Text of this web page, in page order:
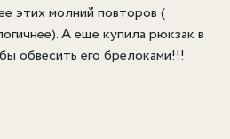
этих молний повторов (
А еще купила рюкзак в
обвесить его брелоками!!!